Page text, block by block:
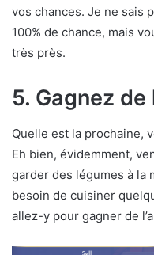
vos chances. Je ne sais
100% de chance, mais
très près.
5. Gagnez
Quelle est la prochaine,
Eh bien, évidemment,
garder des légumes à la
besoin de cuisiner
allez-y pour gagner de